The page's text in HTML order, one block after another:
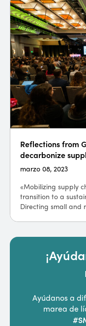
Reflections from
decarbonize
marzo 08, 2023
«Mobilizing supply
transition to a
Directing small and
Ayúdanos a
marea de